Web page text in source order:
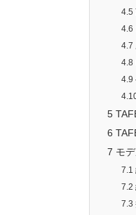
4.5
4.6
4.7
4.8
4.9
5
6
7 モ
7.1
7.2
7.3